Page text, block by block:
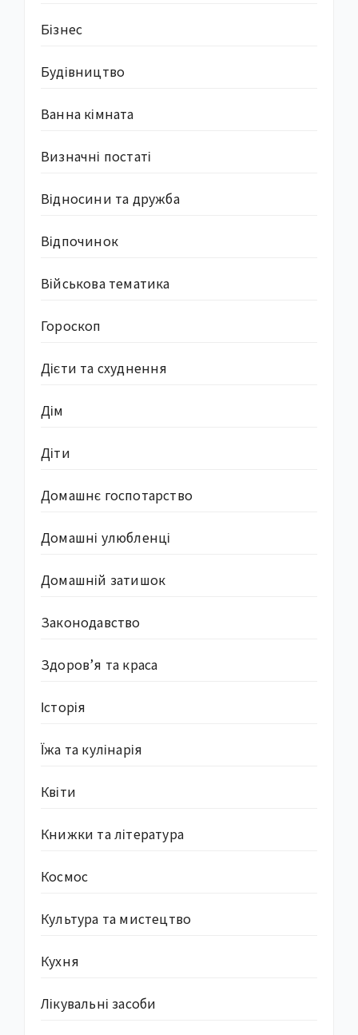
Бізнес
Будівництво
Ванна кімната
Визначні постаті
Відносини та дружба
Відпочинок
Військова тематика
Гороскоп
Дієти та схуднення
Дім
Діти
Домашнє госпотарство
Домашні улюбленці
Домашній затишок
Законодавство
Здоров’я та краса
Історія
Їжа та кулінарія
Квіти
Книжки та література
Космос
Культура та мистецтво
Кухня
Лікувальні засоби